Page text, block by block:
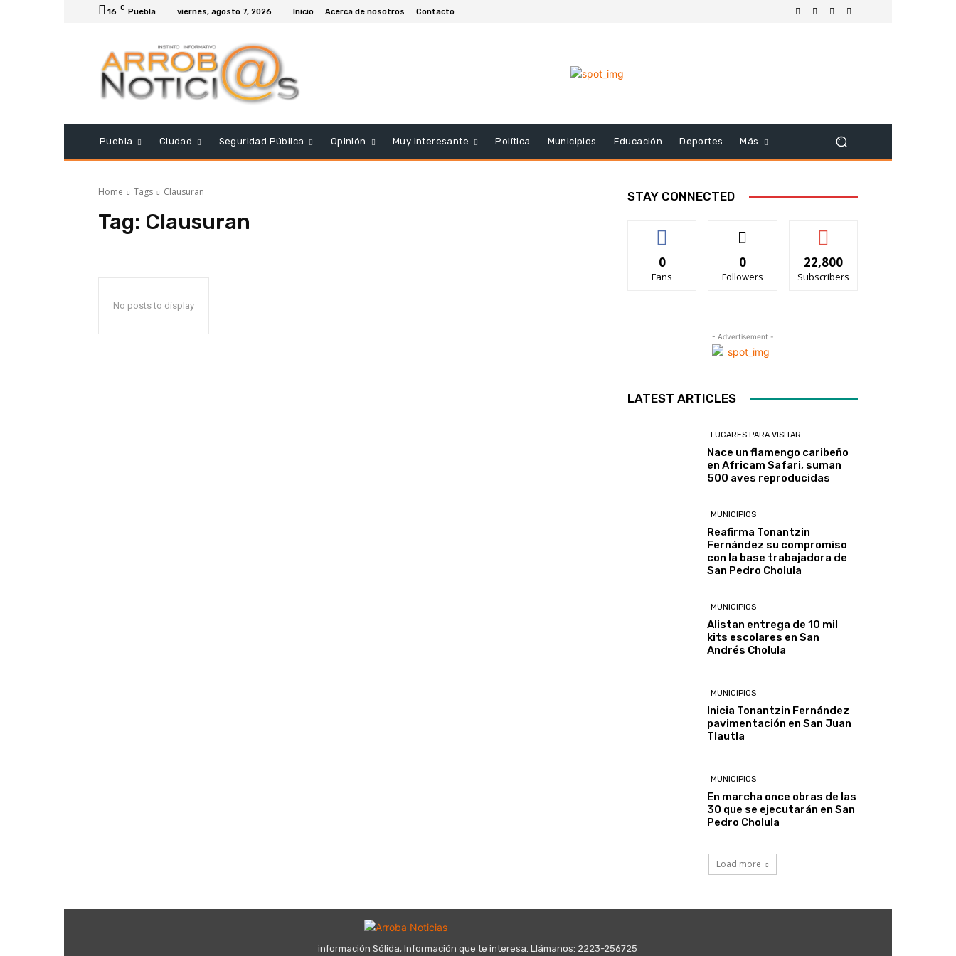
16 C Puebla viernes, agosto 7, 2026 Inicio Acerca de nosotros Contacto
Puebla Ciudad Seguridad Pública Opinión Muy Interesante Política Municipios Educación Deportes Más
Home Tags Clausuran
Tag: Clausuran
No posts to display
STAY CONNECTED
0
Fans
0
Followers
22,800
Subscribers
- Advertisement -
LATEST ARTICLES
LUGARES PARA VISITAR
Nace un flamengo caribeño
en Africam Safari, suman
500 aves reproducidas
MUNICIPIOS
Reafirma Tonantzin
Fernández su compromiso
con la base trabajadora de
San Pedro Cholula
MUNICIPIOS
Alistan entrega de 10 mil
kits escolares en San
Andrés Cholula
MUNICIPIOS
Inicia Tonantzin Fernández
pavimentación en San Juan
Tlautla
MUNICIPIOS
En marcha once obras de las
30 que se ejecutarán en San
Pedro Cholula
Load more
información Sólida, Información que te interesa. Llámanos: 2223-256725